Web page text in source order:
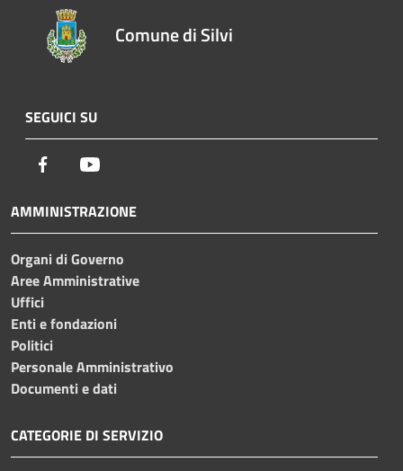
Comune di Silvi
SEGUICI SU
Facebook
AMMINISTRAZIONE
Organi di Governo
Aree Amministrative
Uffici
Enti e fondazioni
Politici
Personale Amministrativo
Documenti e dati
CATEGORIE DI SERVIZIO